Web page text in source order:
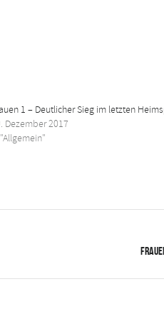
1 – Deutlicher Sieg im letzten
Dezember 2017